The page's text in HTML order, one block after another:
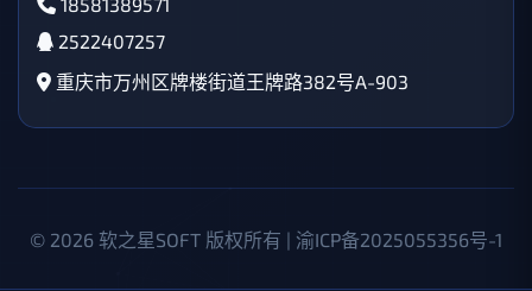
2522407257
重庆市万州区牌楼街道王牌路382号A-903
© 2026 软之星SOFT 版权所有 | 渝ICP备2025055356号-1